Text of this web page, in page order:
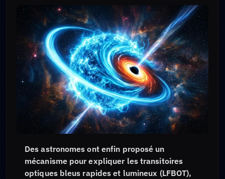
Des astronomes ont enfin proposé un
mécanisme pour expliquer les transitoires
optiques bleus rapides et lumineux (LFBOT),